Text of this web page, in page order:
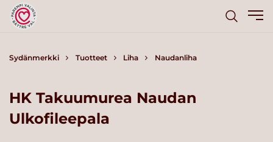
Sydänmerkki Tuotteet Liha Naudanliha
HK Takuumurea Naudan
Ulkofileepala